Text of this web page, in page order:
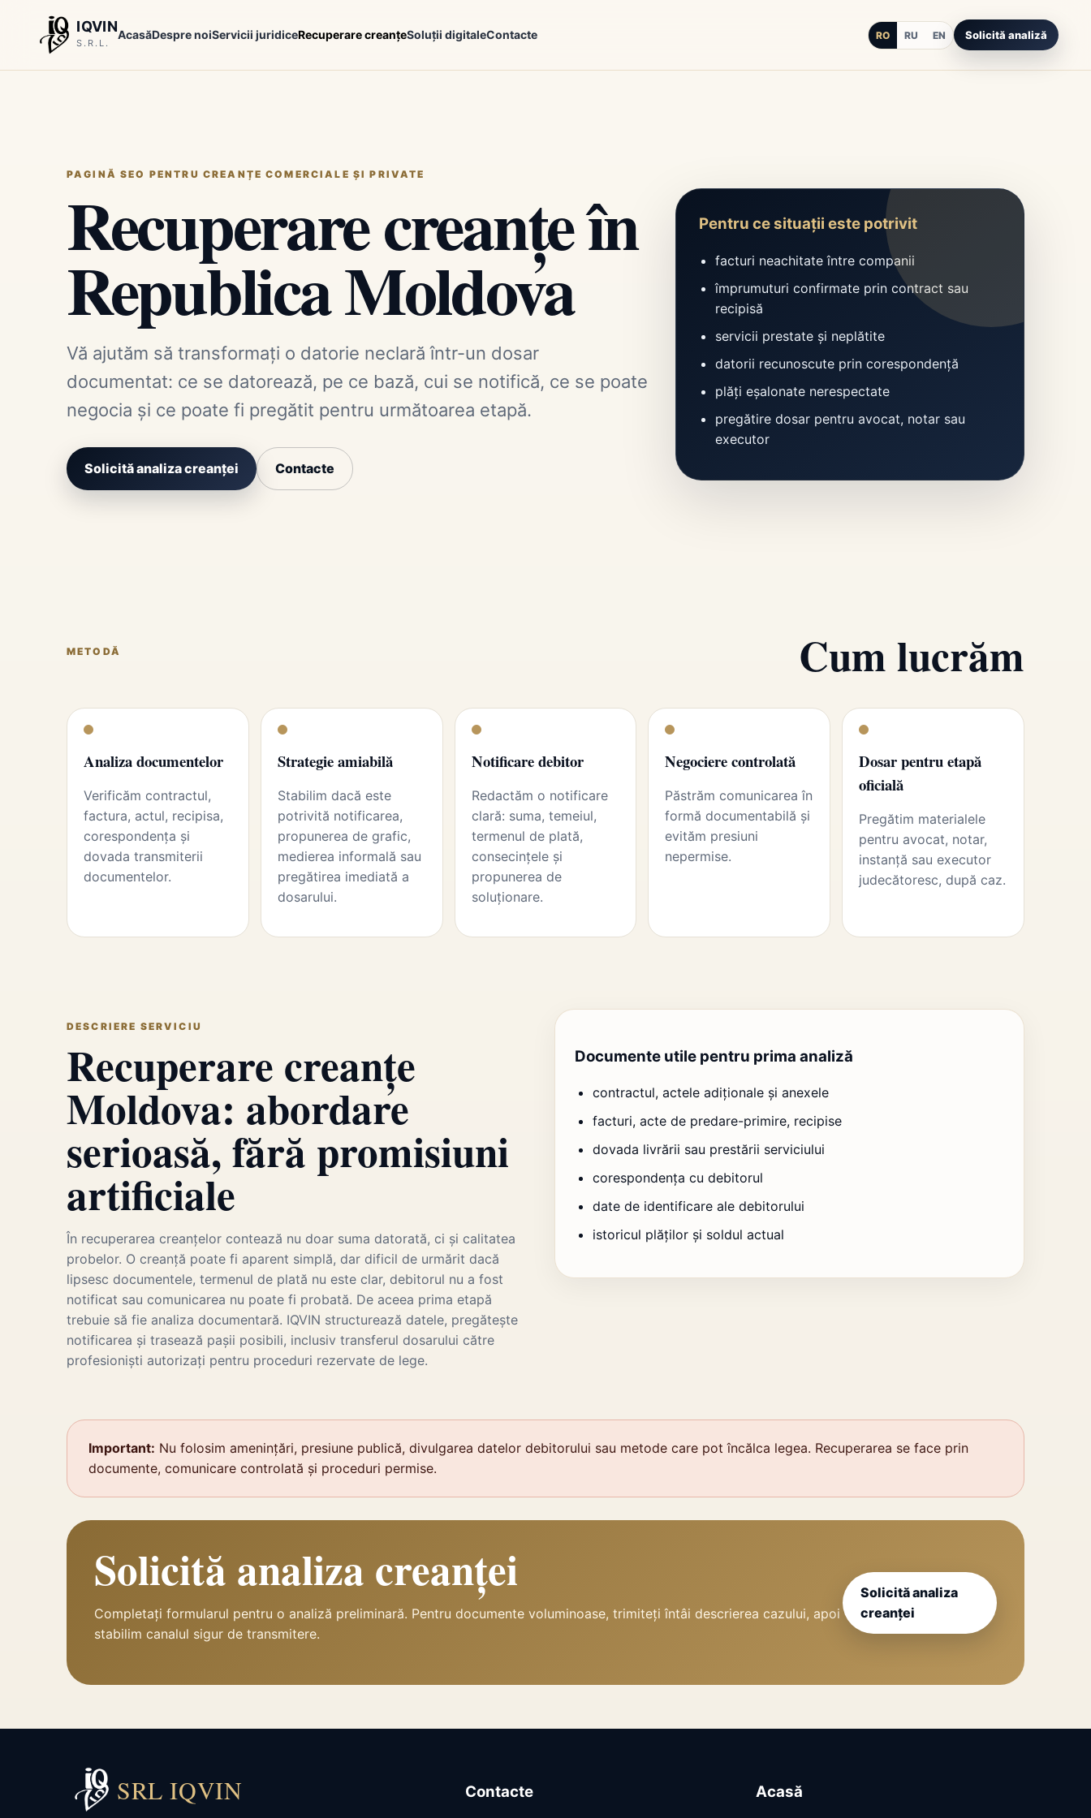
IQVIN
S.R.L.
AcasăDespre noiServicii juridiceRecuperare creanțeSoluții digitaleContacte RO RU EN Solicită analiză
PAGINĂ SEO PENTRU CREANȚE COMERCIALE ȘI PRIVATE
Recuperare creanțe în
Republica Moldova
Vă ajutăm să transformați o datorie neclară într-un dosar
documentat: ce se datorează, pe ce bază, cui se notifică, ce se poate
negocia și ce poate fi pregătit pentru următoarea etapă.
Solicită analiza creanței Contacte
Pentru ce situații este potrivit
facturi neachitate între companii
împrumuturi confirmate prin contract sau
recipisă
servicii prestate și neplătite
datorii recunoscute prin corespondență
plăți eșalonate nerespectate
pregătire dosar pentru avocat, notar sau
executor
METODĂ Cum lucrăm
Analiza documentelor
Verificăm contractul,
factura, actul, recipisa,
corespondența și
dovada transmiterii
documentelor.
Strategie amiabilă
Stabilim dacă este
potrivită notificarea,
propunerea de grafic,
medierea informală sau
pregătirea imediată a
dosarului.
Notificare debitor
Redactăm o notificare
clară: suma, temeiul,
termenul de plată,
consecințele și
propunerea de
soluționare.
Negociere controlată
Păstrăm comunicarea în
formă documentabilă și
evităm presiuni
nepermise.
Dosar pentru etapă
oficială
Pregătim materialele
pentru avocat, notar,
instanță sau executor
judecătoresc, după caz.
DESCRIERE SERVICIU
Recuperare creanțe
Moldova: abordare
serioasă, fără promisiuni
artificiale
În recuperarea creanțelor contează nu doar suma datorată, ci și calitatea
probelor. O creanță poate fi aparent simplă, dar dificil de urmărit dacă
lipsesc documentele, termenul de plată nu este clar, debitorul nu a fost
notificat sau comunicarea nu poate fi probată. De aceea prima etapă
trebuie să fie analiza documentară. IQVIN structurează datele, pregătește
notificarea și trasează pașii posibili, inclusiv transferul dosarului către
profesioniști autorizați pentru proceduri rezervate de lege.
Documente utile pentru prima analiză
contractul, actele adiționale și anexele
facturi, acte de predare-primire, recipise
dovada livrării sau prestării serviciului
corespondența cu debitorul
date de identificare ale debitorului
istoricul plăților și soldul actual
Important: Nu folosim amenințări, presiune publică, divulgarea datelor debitorului sau metode care pot încălca legea. Recuperarea se face prin
documente, comunicare controlată și proceduri permise.
Solicită analiza creanței
Completați formularul pentru o analiză preliminară. Pentru documente voluminoase, trimiteți întâi descrierea cazului, apoi
stabilim canalul sigur de transmitere.
Solicită analiza
creanței
SRL IQVIN Contacte Acasă